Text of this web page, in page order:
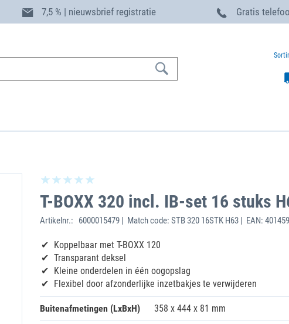
7,5 % | nieuwsbrief registratie Gratis
T-BOXX 320 incl. IB-set 16 stuks
Artikelnr.: 6000015479 | Match code: STB 320 16STK H63 | EAN:
Koppelbaar met T-BOXX 120
Transparant deksel
Kleine onderdelen in één oogopslag
Flexibel door afzonderlijke inzetbakjes te verwijderen
Buitenafmetingen (LxBxH) 358 x 444 x 81 mm